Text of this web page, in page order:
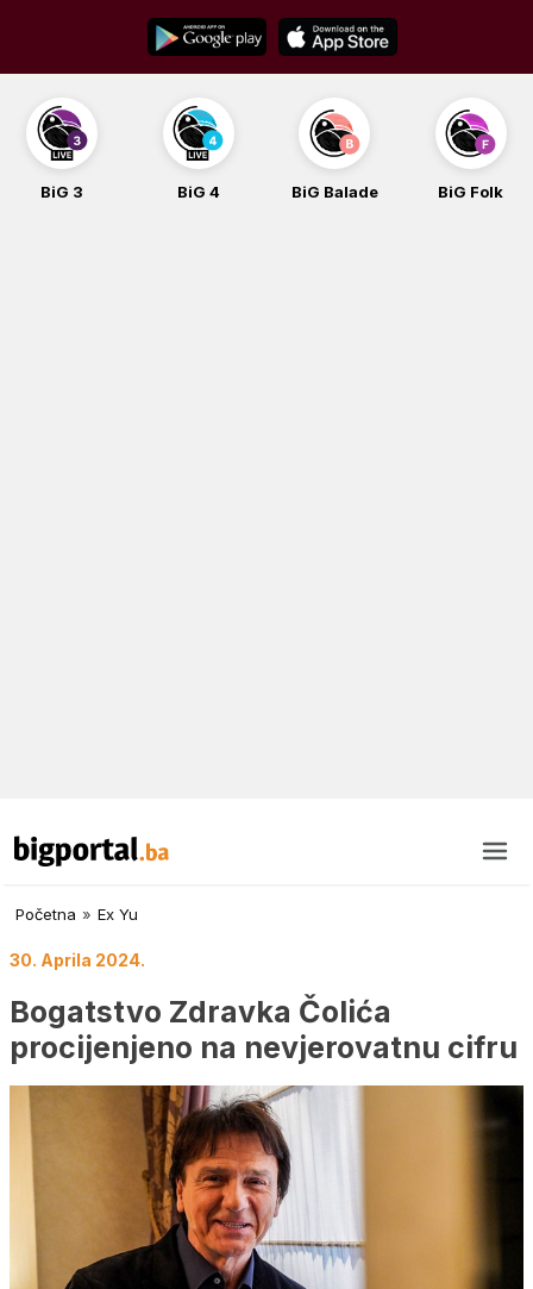
content
BiG 3 BiG 4 BiG Balade BiG Folk
Početna » Ex Yu
30. Aprila 2024.
Bogatstvo Zdravka Čolića
procijenjeno na nevjerovatnu cifru